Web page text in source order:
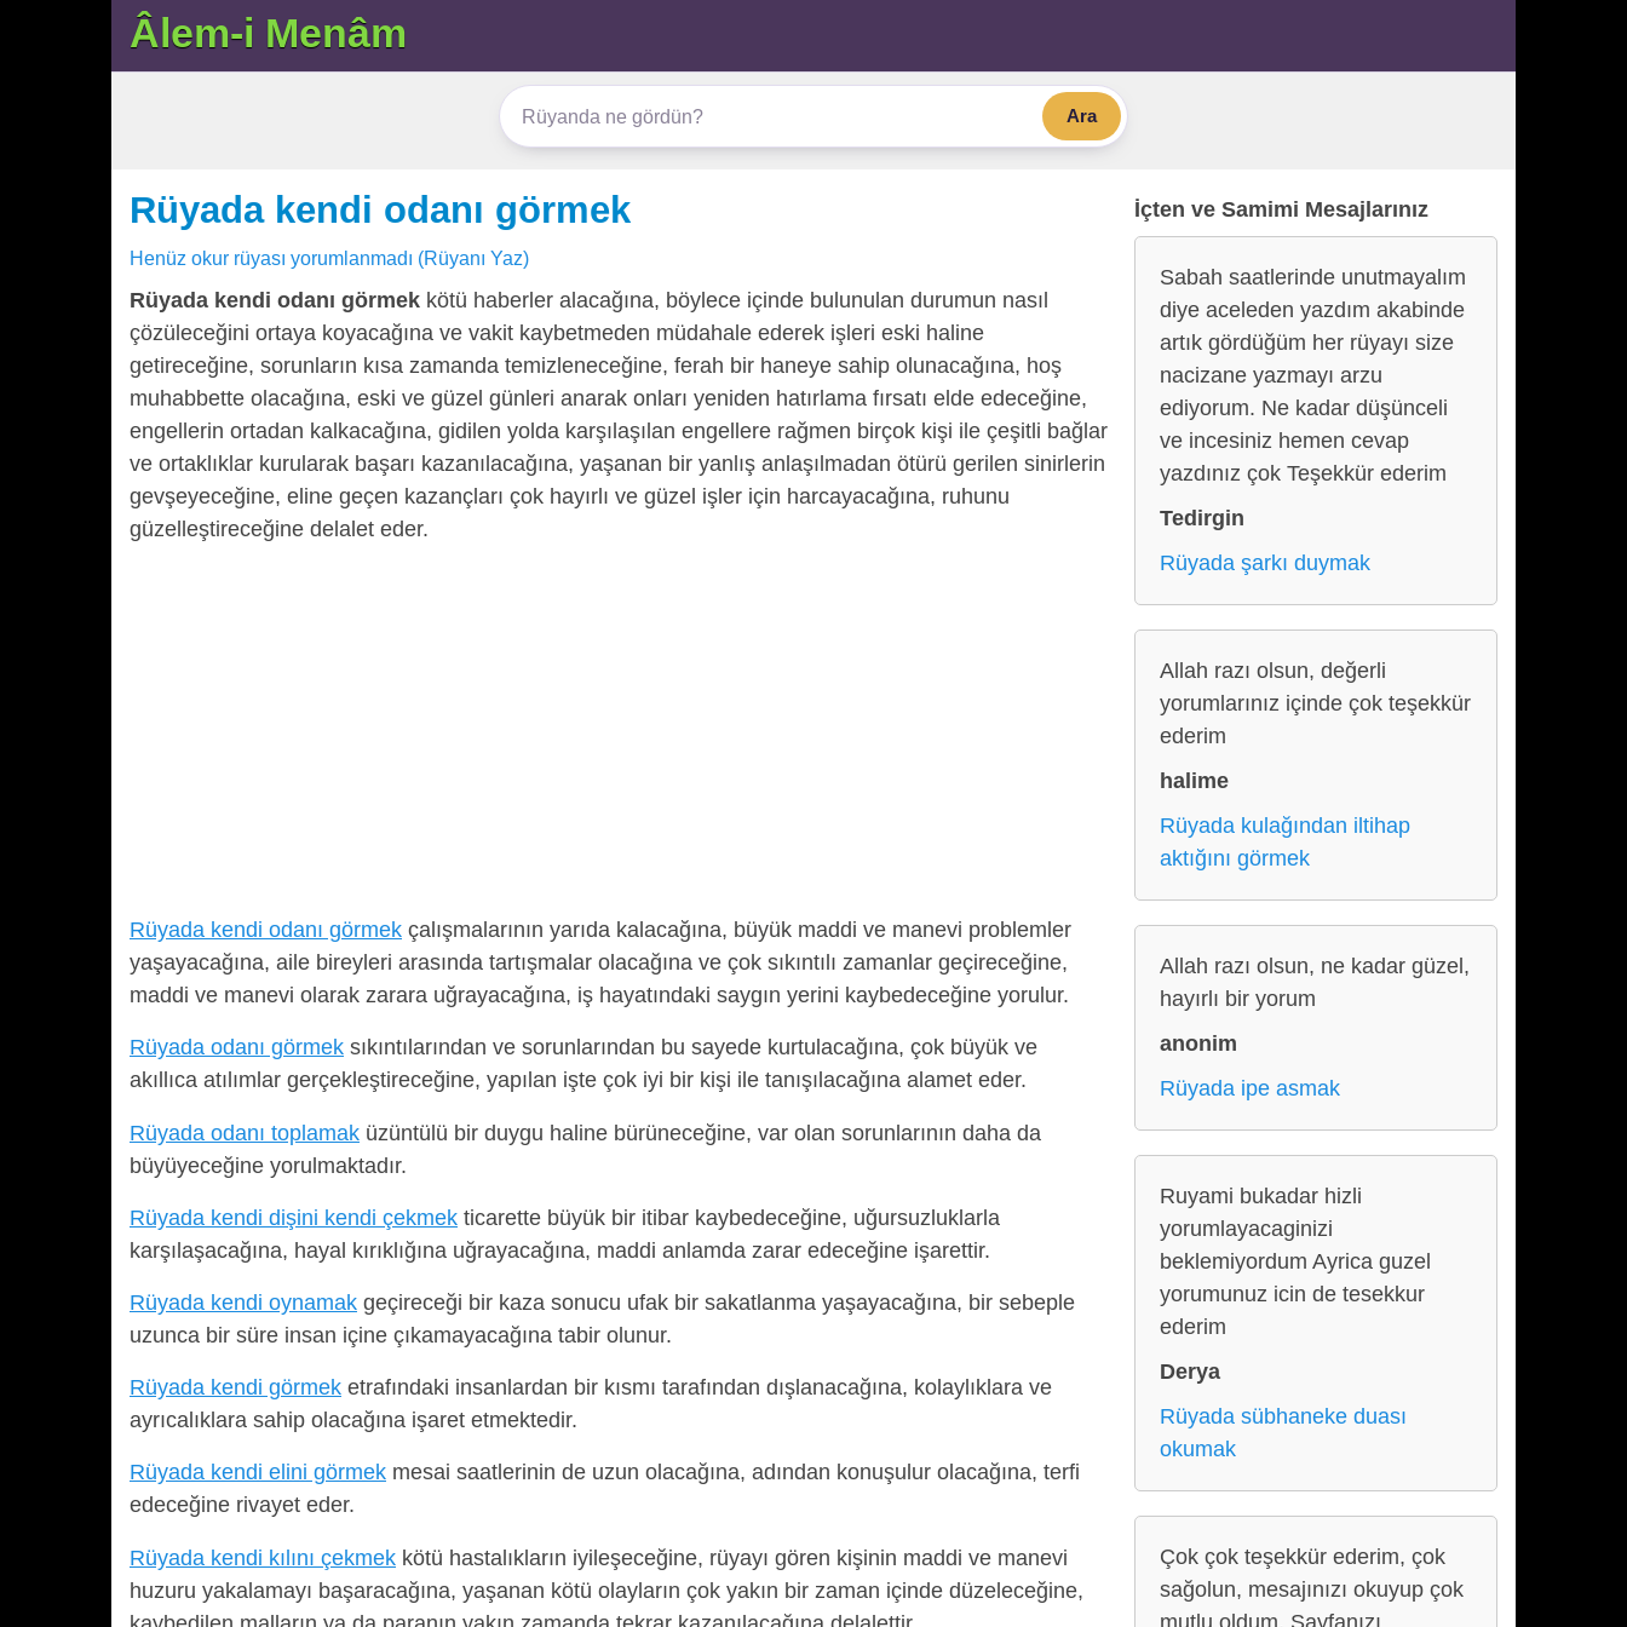
Âlem-i Menâm
Ara
Rüyada kendi odanı görmek
Henüz okur rüyası yorumlanmadı (Rüyanı Yaz)
Rüyada kendi odanı görmek kötü haberler alacağına, böylece içinde bulunulan durumun nasıl
çözüleceğini ortaya koyacağına ve vakit kaybetmeden müdahale ederek işleri eski haline
getireceğine, sorunların kısa zamanda temizleneceğine, ferah bir haneye sahip olunacağına, hoş
muhabbette olacağına, eski ve güzel günleri anarak onları yeniden hatırlama fırsatı elde edeceğine,
engellerin ortadan kalkacağına, gidilen yolda karşılaşılan engellere rağmen birçok kişi ile çeşitli bağlar
ve ortaklıklar kurularak başarı kazanılacağına, yaşanan bir yanlış anlaşılmadan ötürü gerilen sinirlerin
gevşeyeceğine, eline geçen kazançları çok hayırlı ve güzel işler için harcayacağına, ruhunu
güzelleştireceğine delalet eder.
Rüyada kendi odanı görmek çalışmalarının yarıda kalacağına, büyük maddi ve manevi problemler
yaşayacağına, aile bireyleri arasında tartışmalar olacağına ve çok sıkıntılı zamanlar geçireceğine,
maddi ve manevi olarak zarara uğrayacağına, iş hayatındaki saygın yerini kaybedeceğine yorulur.
Rüyada odanı görmek sıkıntılarından ve sorunlarından bu sayede kurtulacağına, çok büyük ve
akıllıca atılımlar gerçekleştireceğine, yapılan işte çok iyi bir kişi ile tanışılacağına alamet eder.
Rüyada odanı toplamak üzüntülü bir duygu haline bürüneceğine, var olan sorunlarının daha da
büyüyeceğine yorulmaktadır.
Rüyada kendi dişini kendi çekmek ticarette büyük bir itibar kaybedeceğine, uğursuzluklarla
karşılaşacağına, hayal kırıklığına uğrayacağına, maddi anlamda zarar edeceğine işarettir.
Rüyada kendi oynamak geçireceği bir kaza sonucu ufak bir sakatlanma yaşayacağına, bir sebeple
uzunca bir süre insan içine çıkamayacağına tabir olunur.
Rüyada kendi görmek etrafındaki insanlardan bir kısmı tarafından dışlanacağına, kolaylıklara ve
ayrıcalıklara sahip olacağına işaret etmektedir.
Rüyada kendi elini görmek mesai saatlerinin de uzun olacağına, adından konuşulur olacağına, terfi
edeceğine rivayet eder.
Rüyada kendi kılını çekmek kötü hastalıkların iyileşeceğine, rüyayı gören kişinin maddi ve manevi
huzuru yakalamayı başaracağına, yaşanan kötü olayların çok yakın bir zaman içinde düzeleceğine,
İçten ve Samimi Mesajlarınız
Sabah saatlerinde unutmayalım
diye aceleden yazdım akabinde
artık gördüğüm her rüyayı size
nacizane yazmayı arzu
ediyorum. Ne kadar düşünceli
ve incesiniz hemen cevap
yazdınız çok Teşekkür ederim
Tedirgin
Rüyada şarkı duymak
Allah razı olsun, değerli
yorumlarınız içinde çok teşekkür
ederim
halime
Rüyada kulağından iltihap
aktığını görmek
Allah razı olsun, ne kadar güzel,
hayırlı bir yorum
anonim
Rüyada ipe asmak
Ruyami bukadar hizli
yorumlayacaginizi
beklemiyordum Ayrica guzel
yorumunuz icin de tesekkur
ederim
Derya
Rüyada sübhaneke duası
okumak
Çok çok teşekkür ederim, çok
sağolun, mesajınızı okuyup çok
mutlu oldum, Sayfanızı